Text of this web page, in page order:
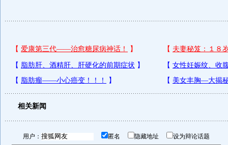
相关新闻
用户： 匿名 隐藏地址 设为辩论话题